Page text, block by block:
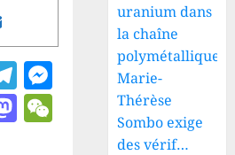
Telegram
Messenger
Mastodon
WeChat
uranium dans
la chaîne
polymétallique,
Marie-
Thérèse
Sombo exige
des vérif…